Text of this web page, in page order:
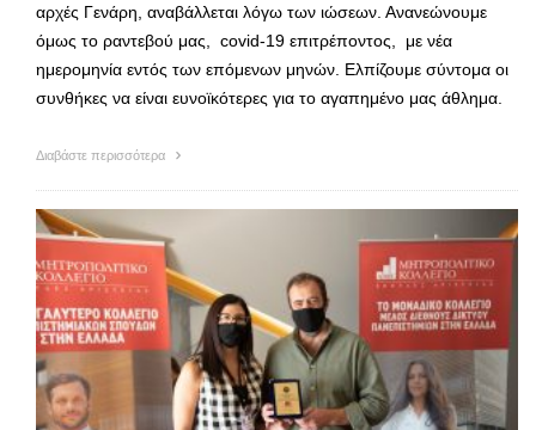
αρχές Γενάρη, αναβάλλεται λόγω των ιώσεων. Ανανεώνουμε
όμως το ραντεβού μας, covid-19 επιτρέποντος, με νέα
ημερομηνία εντός των επόμενων μηνών. Ελπίζουμε σύντομα οι
συνθήκες να είναι ευνοϊκότερες για το αγαπημένο μας άθλημα.
Διαβάστε περισσότερα